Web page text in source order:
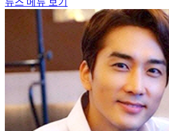
뉴스 메뉴 보기